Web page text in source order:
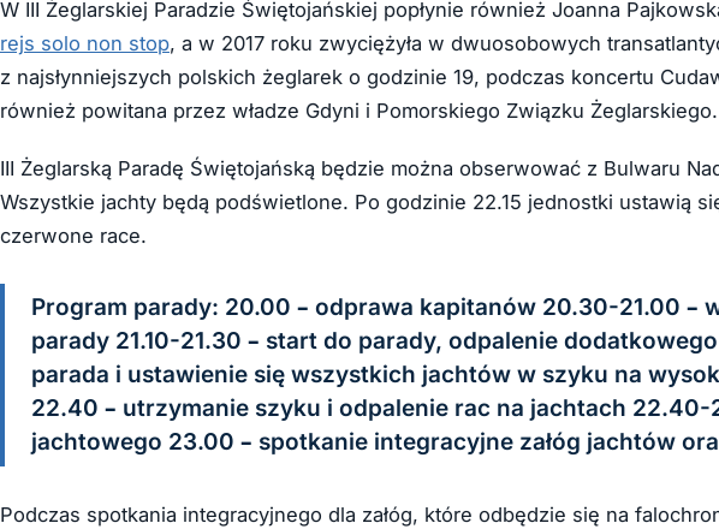
W III Żeglarskiej Paradzie Świętojańskiej popłynie również Joanna
rejs solo non stop, a w 2017 roku zwyciężyła w dwuosobowych
z najsłynniejszych polskich żeglarek o godzinie 19, podczas koncertu
również powitana przez władze Gdyni i Pomorskiego Związku Żeglarskiego.
III Żeglarską Paradę Świętojańską będzie można obserwować z Bulwaru
Wszystkie jachty będą podświetlone. Po godzinie 22.15 jednostki ustawią
czerwone race.
Program parady: 20.00 – odprawa kapitanów 20.30-21.00 –
parady 21.10-21.30 – start do parady, odpalenie
parada i ustawienie się wszystkich jachtów w szyku na
22.40 – utrzymanie szyku i odpalenie rac na jachtach
jachtowego 23.00 – spotkanie integracyjne załóg jachtów
Podczas spotkania integracyjnego dla załóg, które odbędzie się na